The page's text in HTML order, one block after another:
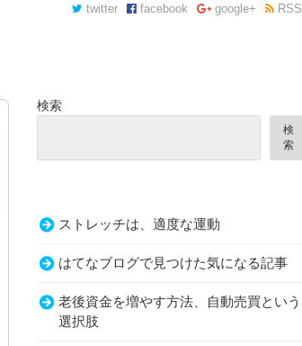
twitter facebook google+ RSS
検索
検
索
ストレッチは、適度な運動
はてなブログで見つけた気になる記事
老後資金を増やす方法、自動売買という
選択肢